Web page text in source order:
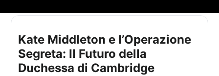
Kate Middleton e l’Operazione
Segreta: Il Futuro della
Duchessa di Cambridge